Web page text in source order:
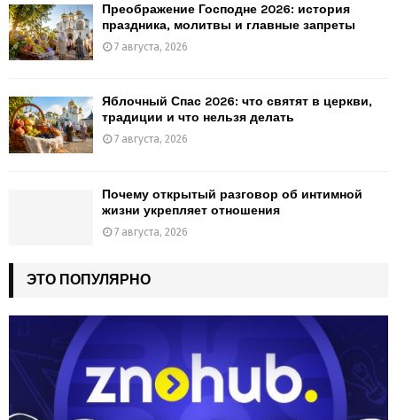
Преображение Господне 2026: история
праздника, молитвы и главные запреты
7 августа, 2026
Яблочный Спас 2026: что святят в церкви,
традиции и что нельзя делать
7 августа, 2026
Почему открытый разговор об интимной
жизни укрепляет отношения
7 августа, 2026
ЭТО ПОПУЛЯРНО